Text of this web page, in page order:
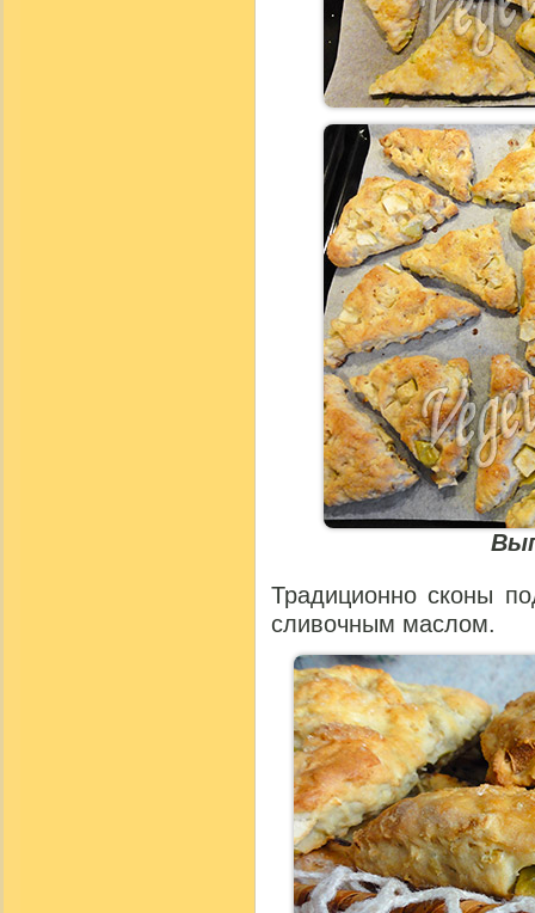
Традиционно сконы
сливочным маслом.